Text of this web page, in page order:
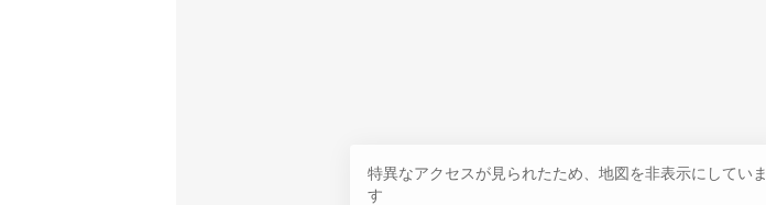
特異なアクセスが見られたため、地図を非表示にしていま
す